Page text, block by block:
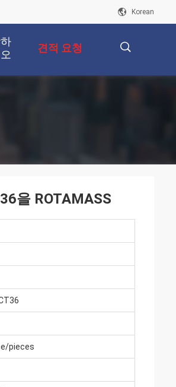
Korean
견적 요청
을 ROTAMASS
pieces